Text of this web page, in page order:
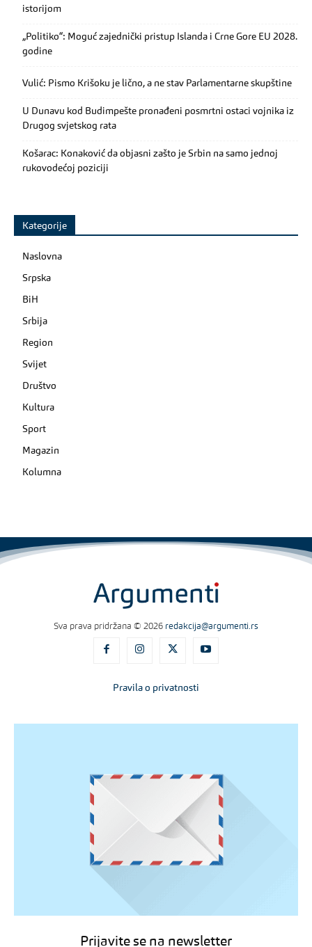
istorijom
„Politiko“: Moguć zajednički pristup Islanda i Crne Gore EU 2028.
godine
Vulić: Pismo Krišoku je lično, a ne stav Parlamentarne skupštine
U Dunavu kod Budimpešte pronađeni posmrtni ostaci vojnika iz
Drugog svjetskog rata
Košarac: Konaković da objasni zašto je Srbin na samo jednoj
rukovodećoj poziciji
Kategorije
Naslovna
Srpska
BiH
Srbija
Region
Svijet
Društvo
Kultura
Sport
Magazin
Kolumna
Sva prava pridržana © 2026 redakcija@argumenti.rs
Pravila o privatnosti
Prijavite se na newsletter